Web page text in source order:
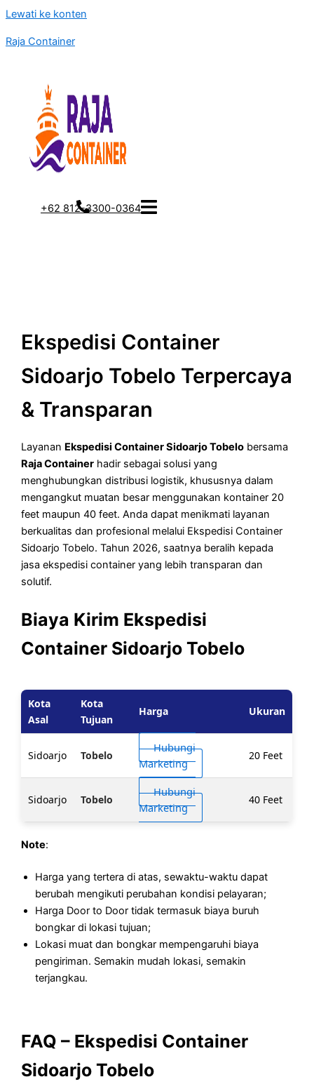
Lewati ke konten
Raja Container
+62 812-3300-0364
Ekspedisi Container
Sidoarjo Tobelo Terpercaya
& Transparan
Layanan Ekspedisi Container Sidoarjo Tobelo bersama
Raja Container hadir sebagai solusi yang
menghubungkan distribusi logistik, khususnya dalam
mengangkut muatan besar menggunakan kontainer 20
feet maupun 40 feet. Anda dapat menikmati layanan
berkualitas dan profesional melalui Ekspedisi Container
Sidoarjo Tobelo. Tahun 2026, saatnya beralih kepada
jasa ekspedisi container yang lebih transparan dan
solutif.
Biaya Kirim Ekspedisi
Container Sidoarjo Tobelo
Kota
Asal
Kota
Tujuan
Harga Ukuran
Sidoarjo Tobelo
Hubungi
Marketing
20 Feet
Sidoarjo Tobelo
Hubungi
Marketing
40 Feet
Note:
Harga yang tertera di atas, sewaktu-waktu dapat
berubah mengikuti perubahan kondisi pelayaran;
Harga Door to Door tidak termasuk biaya buruh
bongkar di lokasi tujuan;
Lokasi muat dan bongkar mempengaruhi biaya
pengiriman. Semakin mudah lokasi, semakin
terjangkau.
FAQ – Ekspedisi Container
Sidoarjo Tobelo